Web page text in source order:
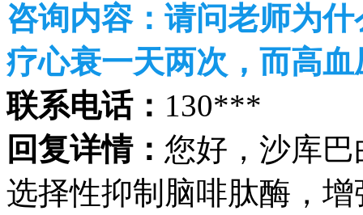
咨询内容： 请问老师为
疗心衰一天两次，而高血
联系电话： 130***
回复详情： 您好，沙库
选择性抑制脑啡肽酶，